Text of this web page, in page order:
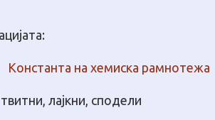
Константа на хемиска рамнотежа
лајкни, сподели